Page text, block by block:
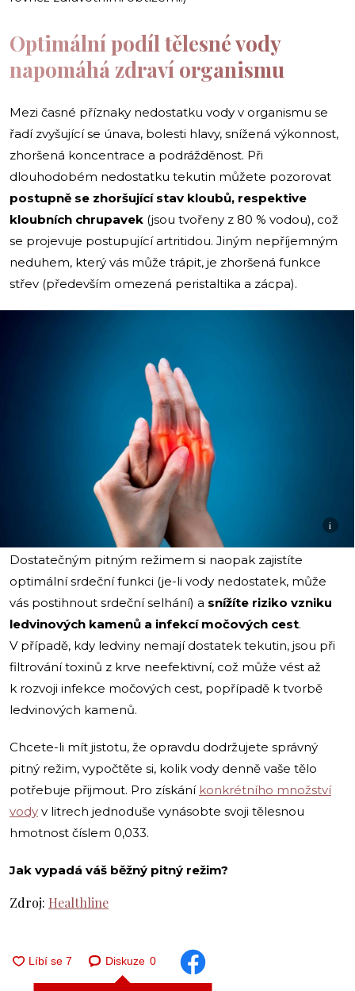
Optimální podíl tělesné vody
napomáhá zdraví organismu
Mezi časné příznaky nedostatku vody v organismu se
řadí zvyšující se únava, bolesti hlavy, snížená výkonnost,
zhoršená koncentrace a podrážděnost. Při
dlouhodobém nedostatku tekutin můžete pozorovat
postupně se zhoršující stav kloubů, respektive
kloubních chrupavek (jsou tvořeny z 80 % vodou), což
se projevuje postupující artritidou. Jiným nepříjemným
neduhem, který vás může trápit, je zhoršená funkce
střev (především omezená peristaltika a zácpa).
i
Dostatečným pitným režimem si naopak zajistíte
optimální srdeční funkci (je-li vody nedostatek, může
vás postihnout srdeční selhání) a snížíte riziko vzniku
ledvinových kamenů a infekcí močových cest.
V případě, kdy ledviny nemají dostatek tekutin, jsou při
filtrování toxinů z krve neefektivní, což může vést až
k rozvoji infekce močových cest, popřípadě k tvorbě
ledvinových kamenů.
Chcete-li mít jistotu, že opravdu dodržujete správný
pitný režim, vypočtěte si, kolik vody denně vaše tělo
potřebuje přijmout. Pro získání konkrétního množství
vody v litrech jednoduše vynásobte svoji tělesnou
hmotnost číslem 0,033.
Jak vypadá váš běžný pitný režim?
Zdroj: Healthline
Diskuze 0